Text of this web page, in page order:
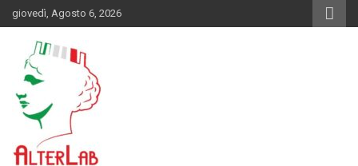
Skip
to
content
giovedì, Agosto 6, 2026